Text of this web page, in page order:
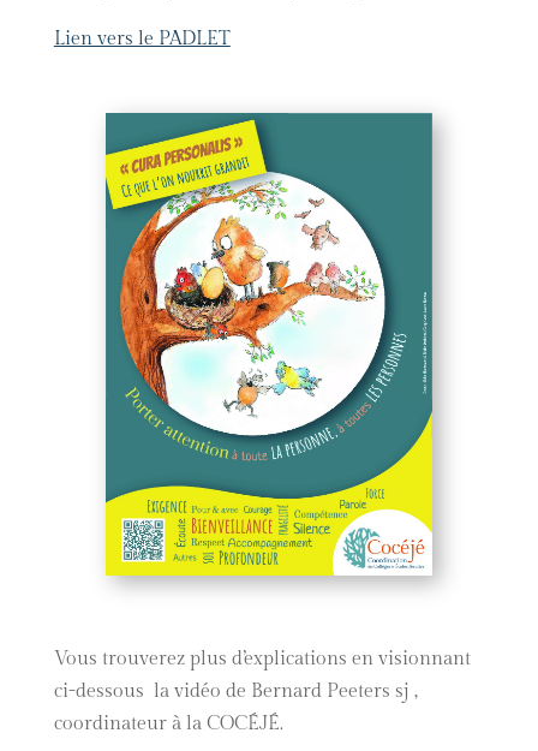
Lien vers le PADLET
Vous trouverez plus d’explications en visionnant
ci-dessous la vidéo de Bernard Peeters sj ,
coordinateur à la COCÉJÉ.